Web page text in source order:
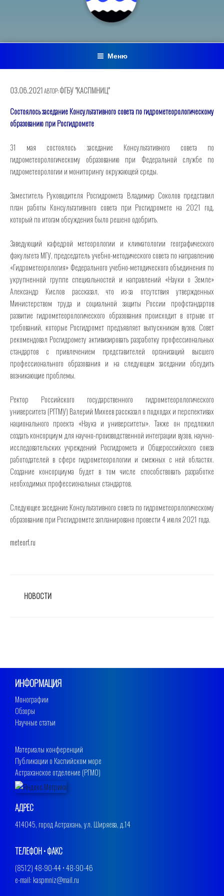
Меню
ОПУБЛИКОВАНО
03.06.2021АВТОР:ФГБУ "КАСПМНИЦ"
Состоялось заседание Консультативного совета по гидрометеорологическому
образованию при Росгидромете
31 мая состоялось заседание Консультативного совета по
гидрометеорологическому образованию при Федеральной службе по
гидрометеорологии и мониторингу окружающей среды.
Заместитель Руководителя Росгидромета Владимир Соколов представил
план работы Консультативного совета при Росгидромете на 2021 год,
который по итогам обсуждения было решено одобрить.
Заведующий кафедрой метеорологии и климатологии географического
факультета МГУ, председатель учебно-методического совета по направлению
«Гидрометеорология» Федерального учебно-методического объединения по
укрупненной группе специальностей и направлений «Науки о Земле»
Александр Кислов рассказал, что из-за отсутствия утвержденных
Министерством труда и социальной защиты России профстандартов
развитие гидрометеорологического образования происходит в отрыве от
требований, которые Росгидромет предъявляет выпускникам вузов. Совет
рекомендовал Росгидромету активизировать разработку профессиональных
стандартов с привлечением представителей организаций высшего
профессионального образования и на следующем заседании обсудить
возникающие проблемы.
Ректор Российского государственного гидрометеорологического
университета (РГГМУ) Валерий Михеев рассказал о подходах и перспективах
национального проекта «Наука и университеты». Также он предложил
создать консорциум для научно-производственной интеграции вузов, научно-
исследовательских учреждений Росгидромета и Общероссийского союза
работодателей в сфере гидрометеорологии и смежных с ней областях.
Создание консорциума будет в том числе способствовать разработке
необходимых профессиональных стандартов.
Следующее заседание Консультативного совета по гидрометеорологическому
образованию при Росгидромете запланировано провести 4 июля 2021 года.
meteorf.ru
РУБРИКИ
НОВОСТИ
ИНФОРМАЦИЯ
Монографии
Обзоры
Научные статьи
Материалы конференций
Публикации о Каспийском море
Астраханское отделение (РГМО)
АДРЕС
414045, город Астрахань, ул. Ширяева, д.14
ТЕЛЕФОН • ФАКС
(8512) 48-90-44 • 48-90-46
e-mail: kaspmniz@mail.ru